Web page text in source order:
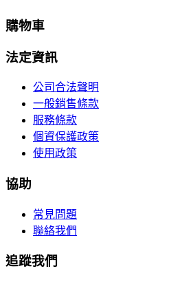
購物車
法定資訊
公司合法聲明
一般銷售條款
服務條款
個資保護政策
使用政策
協助
常見問題
聯絡我們
追蹤我們